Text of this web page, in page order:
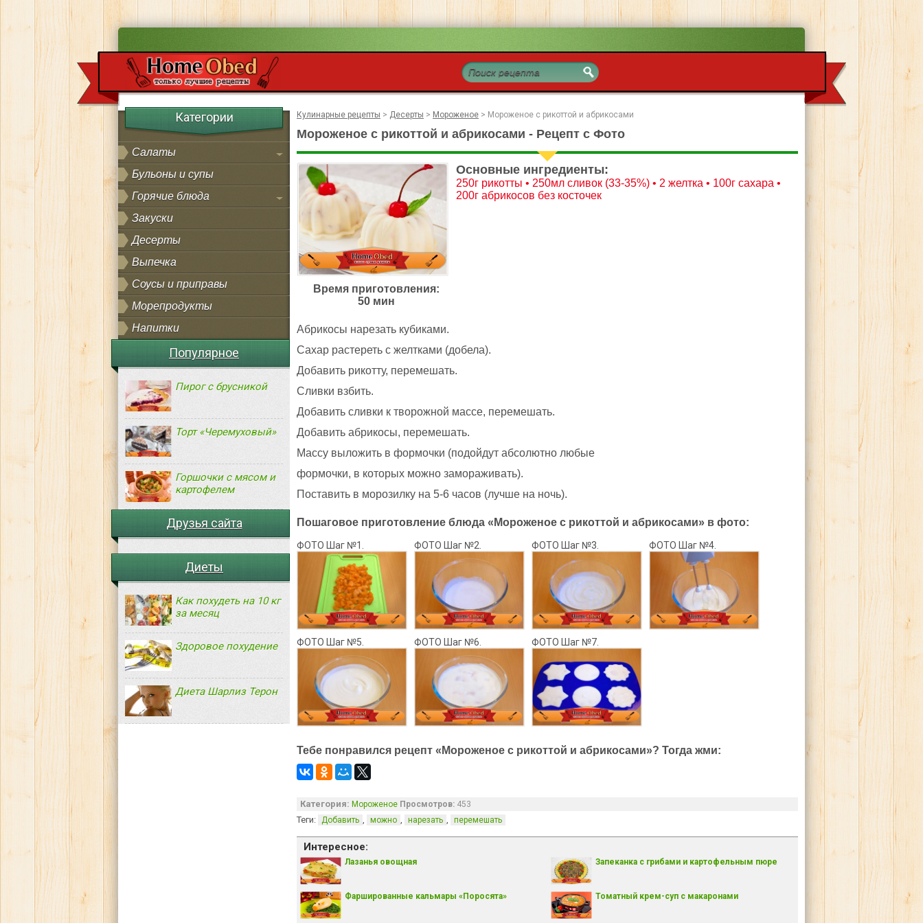
Категории
Салаты
Бульоны и супы
Горячие блюда
Закуски
Десерты
Выпечка
Соусы и приправы
Морепродукты
Напитки
Популярное
Пирог с брусникой
Торт «Черемуховый»
Горшочки с мясом и
картофелем
Друзья сайта
Диеты
Как похудеть на 10 кг
за месяц
Здоровое похудение
Диета Шарлиз Терон
Кулинарные рецепты > Десерты > Мороженое > Мороженое с рикоттой и абрикосами
Мороженое с рикоттой и абрикосами - Рецепт с Фото
Время приготовления:
50 мин
Основные ингредиенты:
250г рикотты • 250мл сливок (33-35%) • 2 желтка • 100г сахара •
200г абрикосов без косточек
Абрикосы нарезать кубиками.
Сахар растереть с желтками (добела).
Добавить рикотту, перемешать.
Сливки взбить.
Добавить сливки к творожной массе, перемешать.
Добавить абрикосы, перемешать.
Массу выложить в формочки (подойдут абсолютно любые
формочки, в которых можно замораживать).
Поставить в морозилку на 5-6 часов (лучше на ночь).
Пошаговое приготовление блюда «Мороженое с рикоттой и абрикосами» в фото:
ФОТО Шаг №1. ФОТО Шаг №2. ФОТО Шаг №3. ФОТО Шаг №4.
ФОТО Шаг №5. ФОТО Шаг №6. ФОТО Шаг №7.
Тебе понравился рецепт «Мороженое с рикоттой и абрикосами»? Тогда жми:
Категория: Мороженое Просмотров: 453
Теги: Добавить , можно , нарезать , перемешать
Интересное:
Лазанья овощная Запеканка с грибами и картофельным пюре
Фаршированные кальмары «Поросята» Томатный крем-суп с макаронами